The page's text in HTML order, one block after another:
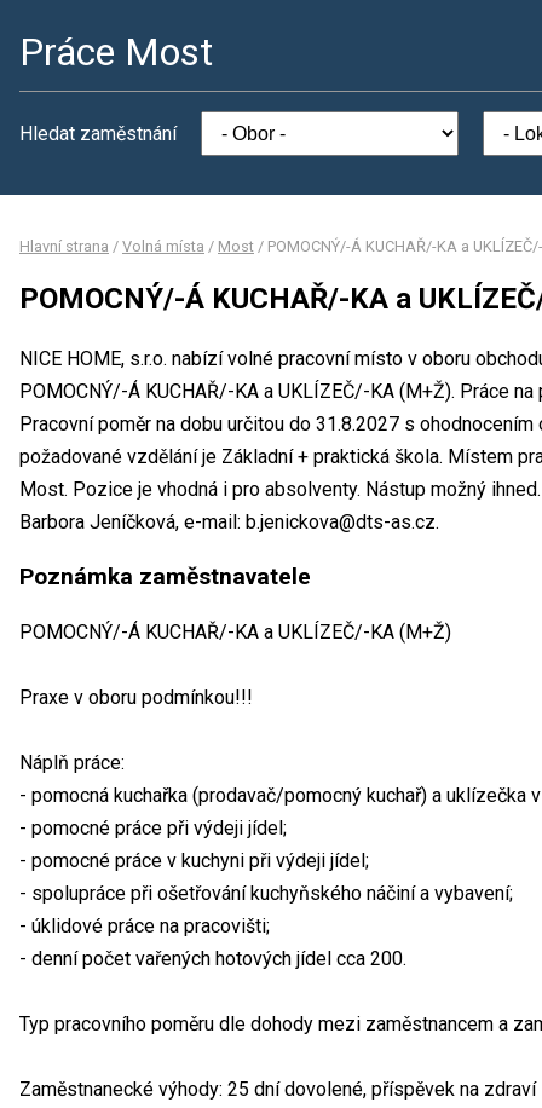
Práce Most
Hledat zaměstnání
Hlavní strana / Volná místa / Most / POMOCNÝ/-Á KUCHAŘ/-KA a
POMOCNÝ/-Á KUCHAŘ/-KA a
NICE HOME, s.r.o. nabízí volné pracovní místo v oboru
POMOCNÝ/-Á KUCHAŘ/-KA a UKLÍZEČ/-KA (M+Ž). Práce
Pracovní poměr na dobu určitou do 31.8.2027 s
požadované vzdělání je Základní + praktická škola. Místem
Most. Pozice je vhodná i pro absolventy. Nástup možný
Barbora Jeníčková, e-mail: b.jenickova@dts-as.cz.
Poznámka zaměstnavatele
POMOCNÝ/-Á KUCHAŘ/-KA a UKLÍZEČ/-KA (M+Ž)
Praxe v oboru podmínkou!!!
Náplň práce:
- pomocná kuchařka (prodavač/pomocný kuchař) a uklízečka
- pomocné práce při výdeji jídel;
- pomocné práce v kuchyni při výdeji jídel;
- spolupráce při ošetřování kuchyňského náčiní a vybavení;
- úklidové práce na pracovišti;
- denní počet vařených hotových jídel cca 200.
Typ pracovního poměru dle dohody mezi zaměstnancem a
Zaměstnanecké výhody: 25 dní dovolené, příspěvek na